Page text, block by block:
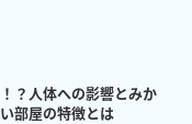
？人体への影響とみか
部屋の特徴とは